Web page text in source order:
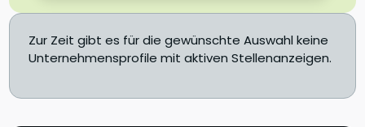
Zur Zeit gibt es für die gewünschte Auswahl keine
Unternehmensprofile mit aktiven Stellenanzeigen.